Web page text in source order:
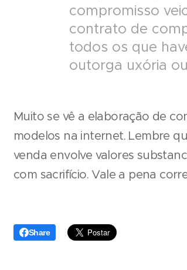
compromisso
contrato de
todos os que
outorga uxória
Muito se vê a elaboração de
modelos na internet. Lembre
venda envolve valores
com sacrifício. Vale a pena
Share